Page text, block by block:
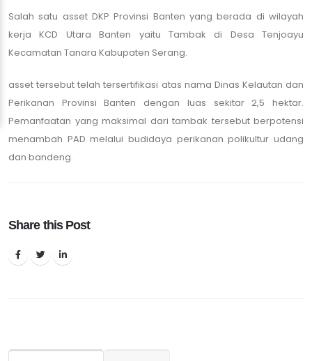
Salah satu asset DKP Provinsi Banten yang berada di wilayah
kerja KCD Utara Banten yaitu Tambak di Desa Tenjoayu
Kecamatan Tanara Kabupaten Serang.
asset tersebut telah tersertifikasi atas nama Dinas Kelautan dan
Perikanan Provinsi Banten dengan luas sekitar 2,5 hektar.
Pemanfaatan yang maksimal dari tambak tersebut berpotensi
menambah PAD melalui budidaya perikanan polikultur udang
dan bandeng.
Share this Post